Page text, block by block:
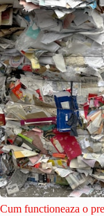
Cum functioneaza o